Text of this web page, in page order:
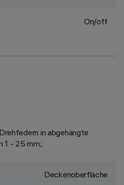
On/off
in abgehängte
1 - 25 mm.;
Deckenoberfläche